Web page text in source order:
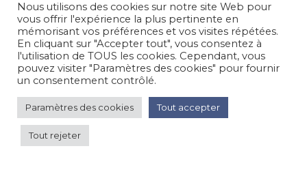
Facebook
Instagram
LinkedIn
Besoin d’aide, une question ?
Nous contacter
© Happy'MR - Tous droits réservés - Une création
Nous utilisons des cookies sur notre site Web pour
vous offrir l'expérience la plus pertinente en
mémorisant vos préférences et vos visites répétées.
En cliquant sur "Accepter tout", vous consentez à
l'utilisation de TOUS les cookies. Cependant, vous
pouvez visiter "Paramètres des cookies" pour fournir
un consentement contrôlé.
Paramètres des cookies Tout accepter
Tout rejeter